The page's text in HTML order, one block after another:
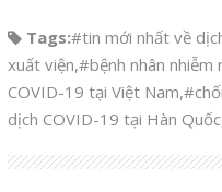
Tags:#tin mới nhất về
xuất viện,#bệnh nhân nhiễm
COVID-19 tại Việt Nam,
dịch COVID-19 tại Hàn Quốc